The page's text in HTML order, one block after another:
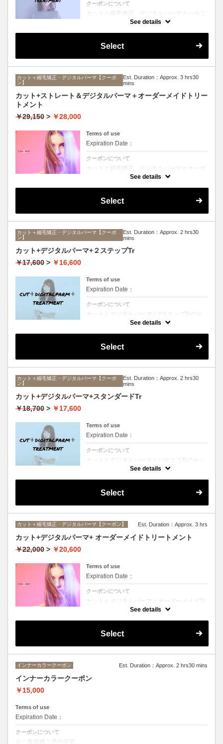
クーポンについて
カットと縮毛矯正、デジタルパーマとハホニ
コTrのセットメニュー。ボリュームは抑えて
を楽にしたい方にオススメ☆ロング料金な
See details
Select
カット＋縮毛矯正・デジタルパーマ【クーポ
ン】
Est. Duration：Approx. 3 hrs30
mins
カット+ストレート＆デジタルパーマ＋オーダーメイドトリー
トメント
￥29,150 > ￥28,000
Terms of use
Expiration Date：
クーポンについて
カットと縮毛矯正、デジタルパーマとオーダ
ーメイドTrのセットメニュー。ボリュームは
リングを楽にしたい方に☆ロング料金なし。
See details
Select
カット＋縮毛矯正・デジタルパーマ【クーポ
ン】
Est. Duration：Approx. 2 hrs30
mins
カット+デジタルパーマ+２ステップTr
￥17,600 > ￥16,600
Terms of use
Expiration Date：
クーポンについて
カットとデジタルパーマと2ステップTrのセ
ットメニュー。毛先ワンカールからふんわり
シャンプー、ブロー込み。
See details
Select
カット＋縮毛矯正・デジタルパーマ【クーポ
ン】
Est. Duration：Approx. 2 hrs30
mins
カット+デジタルパーマ+スタンダードTr
￥18,700 > ￥17,600
Terms of use
Expiration Date：
クーポンについて
カットとデジタルパーマとハホニコTrのセッ
トメニュー。毛先ワンカールからふんわりル
ャンプー、ブロー込み。
See details
Select
カット＋縮毛矯正・デジタルパーマ【クーポン】 Est. Duration：Approx. 3 hrs
カット+デジタルパーマ+ オーダーメイドトリートメント
￥22,000 > ￥20,600
Terms of use
Expiration Date：
クーポンについて
カットとデジタルパーマとオーダーメイドTr
のセットメニュー。抜群の艶！ハリ、コシ！
鮮やかなハイトーンカラーも、極上美しい髪
See details
Select
インナーカラークーポン Est. Duration：Approx. 2 hrs30 mins
インナーカラークーポン
￥15,000
Terms of use
Expiration Date：
クーポンについて
※ご新規様ご予約不可